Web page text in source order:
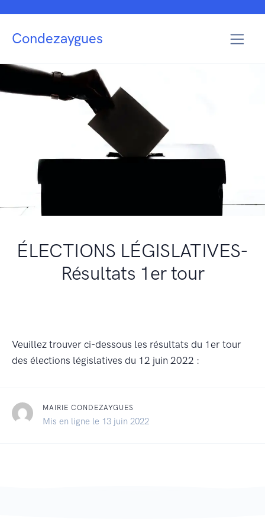
Condezaygues
ÉLECTIONS LÉGISLATIVES-
Résultats 1er tour
Veuillez trouver ci-dessous les résultats du 1er tour
des élections législatives du 12 juin 2022 :
MAIRIE CONDEZAYGUES
Mis en ligne le 13 juin 2022